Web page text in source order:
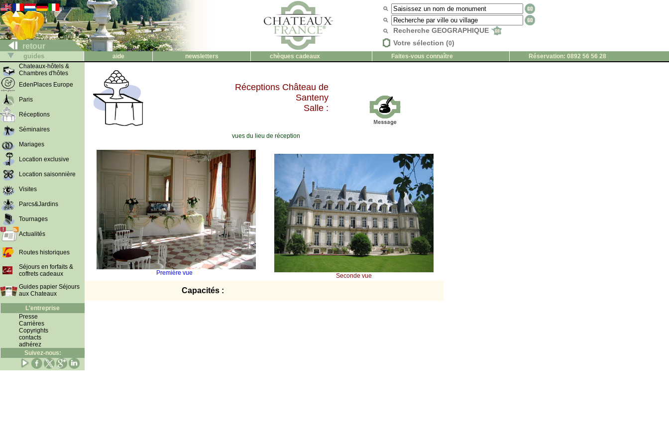
retour
Recherche GEOGRAPHIQUE
Votre sélection (0)
guides aide newsletters chèques cadeaux Faites-vous connaître
Réservation: 0892 56 56 28
Chateaux-hôtels &
Chambres d'hôtes
EdenPlaces Europe
Paris
Réceptions
Séminaires
Mariages
Location exclusive
Location saisonnière
Visites
Parcs&Jardins
Tournages
Actualités
Routes historiques
Séjours en forfaits &
coffrets cadeaux
Guides papier Séjours
aux Chateaux
L'entreprise
Presse
Carrières
Copyrights
contacts
adhérez
Suivez-nous:
Réceptions Château de
Santeny
Salle :
vues du lieu de réception
Première vue Seconde vue
Capacités :